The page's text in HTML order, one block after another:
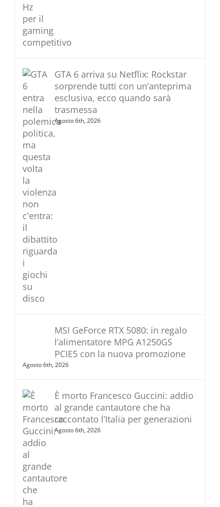
GTA 6 arriva su Netflix: Rockstar
sorprende tutti con un’anteprima
esclusiva, ecco quando sarà
trasmessa
Agosto 6th, 2026
MSI GeForce RTX 5080: in regalo
l’alimentatore MPG A1250GS
PCIE5 con la nuova promozione
Agosto 6th, 2026
È morto Francesco Guccini: addio
al grande cantautore che ha
raccontato l’Italia per generazioni
Agosto 6th, 2026